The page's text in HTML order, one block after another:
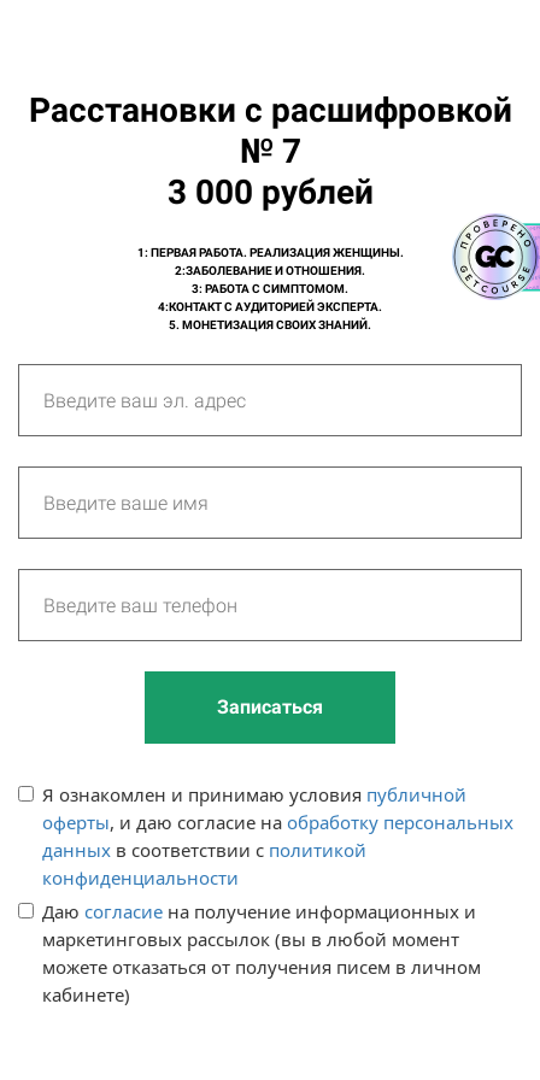
Расстановки с расшифровкой
№ 7
3 000 рублей
1: ПЕРВАЯ РАБОТА. РЕАЛИЗАЦИЯ ЖЕНЩИНЫ.
2:ЗАБОЛЕВАНИЕ И ОТНОШЕНИЯ.
3: РАБОТА С СИМПТОМОМ.
4:КОНТАКТ С АУДИТОРИЕЙ ЭКСПЕРТА.
5. МОНЕТИЗАЦИЯ СВОИХ ЗНАНИЙ.
Записаться
Я ознакомлен и принимаю условия публичной
оферты, и даю согласие на обработку персональных
данных в соответствии с политикой
конфиденциальности
Даю согласие на получение информационных и
маркетинговых рассылок (вы в любой момент
можете отказаться от получения писем в личном
кабинете)